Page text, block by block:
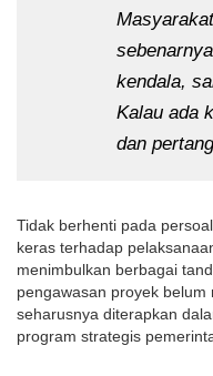
kendala,
Kalau ada
dan
Tidak berhenti pada
keras terhadap
menimbulkan berbagai
pengawasan proyek
seharusnya diterapkan
program strategis